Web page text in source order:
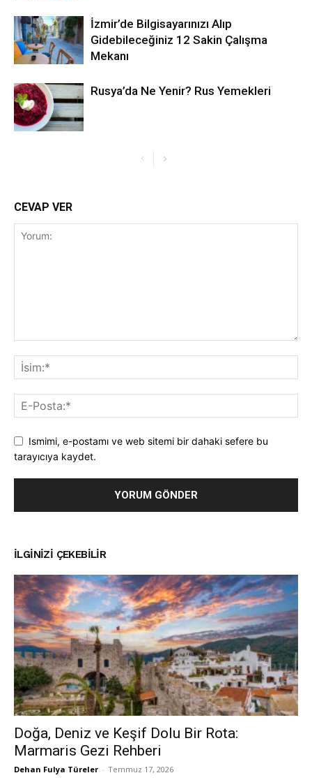
İzmir’de Bilgisayarınızı Alıp
Gidebileceğiniz 12 Sakin Çalışma
Mekanı
Rusya’da Ne Yenir? Rus Yemekleri
CEVAP VER
Ismimi, e-postamı ve web sitemi bir dahaki sefere bu
tarayıcıya kaydet.
İLGINIZI ÇEKEBILIR
Doğa, Deniz ve Keşif Dolu Bir Rota:
Marmaris Gezi Rehberi
Dehan Fulya Türeler - Temmuz 17, 2026